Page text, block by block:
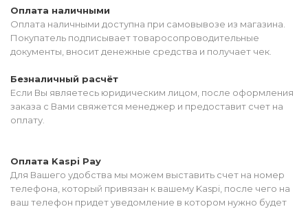
Оплата наличными
Оплата наличными доступна при самовывозе из магазина.
Покупатель подписывает товаросопроводительные
документы, вносит денежные средства и получает чек.
Безналичный расчёт
Если Вы являетесь юридическим лицом, после оформления
заказа с Вами свяжется менеджер и предоставит счет на
оплату.
Оплата Kaspi Pay
Для Вашего удобства мы можем выставить счет на номер
телефона, который привязан к вашему Kaspi, после чего на
ваш телефон придет уведомление в котором нужно будет